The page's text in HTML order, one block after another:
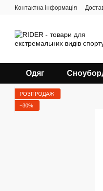
Перейти до основного
Контактна інформація
Одяг
РОЗПРОДАЖ
−30%